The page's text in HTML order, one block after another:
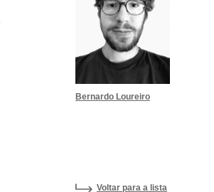
Bernardo Loureiro
Voltar para a lista